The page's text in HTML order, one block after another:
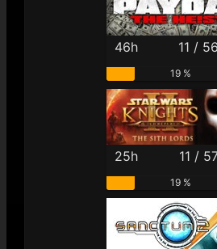
46h 11 / 56
19 %
25h 11 /
19 %